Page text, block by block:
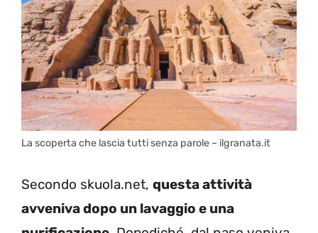
La scoperta che lascia tutti senza parole – ilgranata.it
Secondo skuola.net, questa attività
avveniva dopo un lavaggio e una